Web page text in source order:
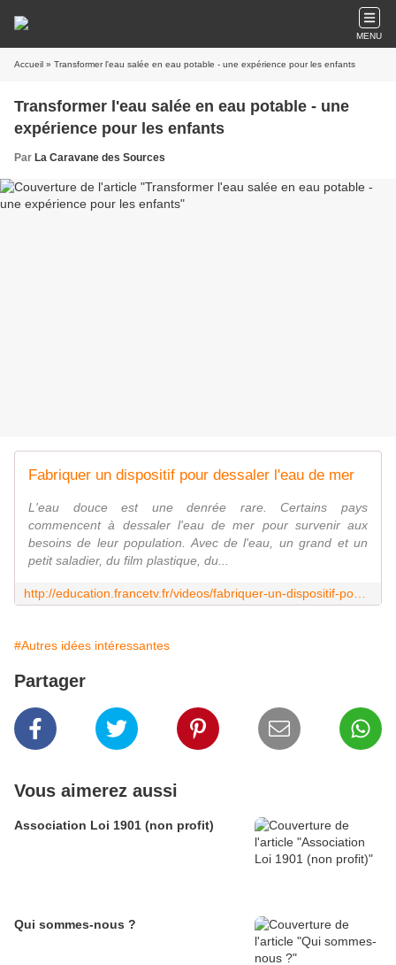
MENU
Accueil » Transformer l'eau salée en eau potable - une expérience pour les enfants
Transformer l'eau salée en eau potable - une
expérience pour les enfants
Par La Caravane des Sources
Fabriquer un dispositif pour dessaler l'eau de mer
L'eau douce est une denrée rare. Certains pays
commencent à dessaler l'eau de mer pour survenir aux
besoins de leur population. Avec de l'eau, un grand et un
petit saladier, du film plastique, du...
#Autres idées intéressantes
Partager
Vous aimerez aussi
Association Loi 1901 (non profit)
Qui sommes-nous ?